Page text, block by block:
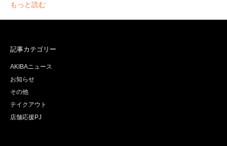
もっと読む
記事カテゴリー
AKIBAニュース
お知らせ
その他
テイクアウト
店舗応援PJ